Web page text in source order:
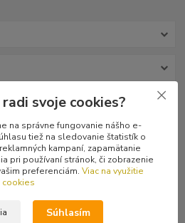
rockový pokus o preniknutie do
spievaných piesní pokojného a
určeného všetkým, ktorý majú
svoje cookies?
na správne fungovanie nášho e-
tiež na sledovanie štatistík o
kampaní, zapamätanie
pri používaní stránok, či zobrazenie
preferenciám. Viac na využitie
cookies
Súhlasím